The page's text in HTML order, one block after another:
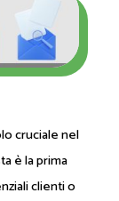
cruciale nel
è la prima
clienti o